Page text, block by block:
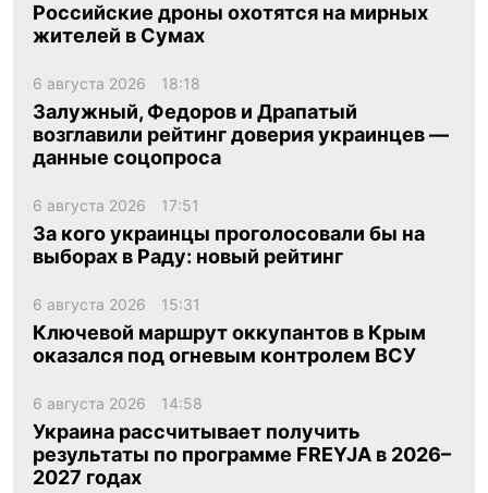
Российские дроны охотятся на мирных
жителей в Сумах
6 августа 2026 18:18
Залужный, Федоров и Драпатый
возглавили рейтинг доверия украинцев —
данные соцопроса
6 августа 2026 17:51
За кого украинцы проголосовали бы на
выборах в Раду: новый рейтинг
6 августа 2026 15:31
Ключевой маршрут оккупантов в Крым
оказался под огневым контролем ВСУ
6 августа 2026 14:58
Украина рассчитывает получить
результаты по программе FREYJA в 2026–
2027 годах